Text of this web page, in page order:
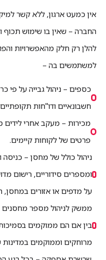
אין כמעט ארגון, ללא קשר
החברה – שאין בו שימוש תכוף
להלן רק חלק מהאפשרויות
למשתמשים בה –
כספים – ניהול גבייה על
חשבונאיים ודו"חות
מכירות – מעקב אחרי לידים
פרטים של לקוחות קיימים.
ניהול כולל של מחסן –
ומספרים סידוריים, רישום
על מדפים או אזורים במחסן,
ממשק לניהול מספר מחסנים
בין אם הם ממוקמים
מרוחקים וממוקמים במדינות